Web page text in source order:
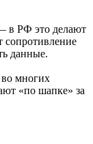
в РФ это делают
сопротивление
данные.
многих
«по шапке» за